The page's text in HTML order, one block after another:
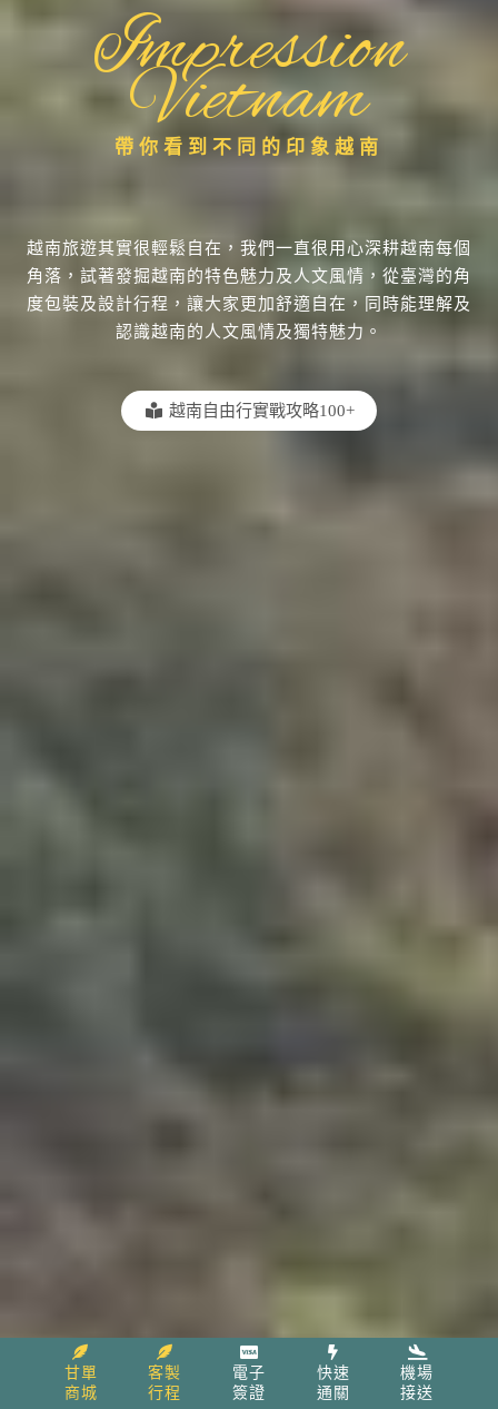
甘單
商城
客製
行程
電子
簽證
快速
通關
機場
接送
Impression
Vietnam
帶你看到不同的印象越南
越南旅遊其實很輕鬆自在，我們一直很用心深耕越南每個
角落，試著發掘越南的特色魅力及人文風情，從臺灣的角
度包裝及設計行程，讓大家更加舒適自在，同時能理解及
認識越南的人文風情及獨特魅力。
越南自由行實戰攻略100+